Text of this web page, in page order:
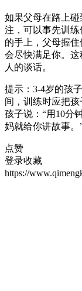
如果父母在路上
注，可以事先训
的手上，父母握
会尽快满足你。
人的谈话。
提示：3-4岁的孩
间，训练时应把
孩子说：“用10分
妈就给你讲故事。
点赞
登录收藏
https://